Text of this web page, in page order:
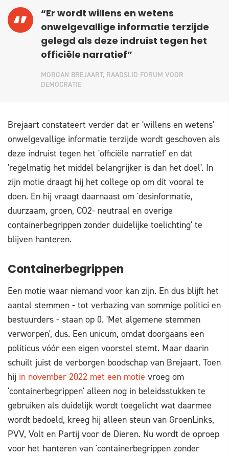
“Er wordt willens en wetens
onwelgevallige informatie terzijde
gelegd als deze indruist tegen het
officiële narratief”
MORGAN BREJAART, RAADSLID FORUM VOOR
DEMOCRATIE
Brejaart constateert verder dat er 'willens en wetens'
onwelgevallige informatie terzijde wordt geschoven als
deze indruist tegen het 'officiële narratief' en dat
'regelmatig het middel belangrijker is dan het doel'. In
zijn motie draagt hij het college op om dit vooral te
doen. En hij vraagt daarnaast om 'desinformatie,
duurzaam, groen, CO2- neutraal en overige
containerbegrippen zonder duidelijke toelichting' te
blijven hanteren.
Containerbegrippen
Een motie waar niemand voor kan zijn. En dus blijft het
aantal stemmen - tot verbazing van sommige politici en
bestuurders - staan op 0. 'Met algemene stemmen
verworpen', dus. Een unicum, omdat doorgaans een
politicus vóór een eigen voorstel stemt. Maar daarin
schuilt juist de verborgen boodschap van Brejaart. Toen
hij in november 2022 met een motie vroeg om
'containerbegrippen' alleen nog in beleidsstukken te
gebruiken als duidelijk wordt toegelicht wat daarmee
wordt bedoeld, kreeg hij alleen steun van GroenLinks,
PVV, Volt en Partij voor de Dieren. Nu wordt de oproep
voor het hanteren van 'containerbegrippen zonder